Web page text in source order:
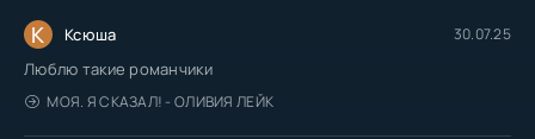
К Ксюша 30.07.25
Люблю такие романчики
МОЯ. Я СКАЗАЛ! - ОЛИВИЯ ЛЕЙК